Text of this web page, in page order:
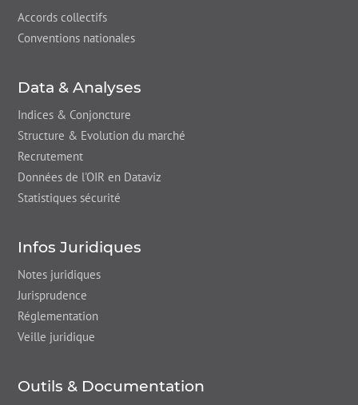
Accords collectifs
Conventions nationales
Data & Analyses
Indices & Conjoncture
Structure & Evolution du marché
Recrutement
Données de l'OIR en Dataviz
Statistiques sécurité
Infos Juridiques
Notes juridiques
Jurisprudence
Réglementation
Veille juridique
Outils & Documentation